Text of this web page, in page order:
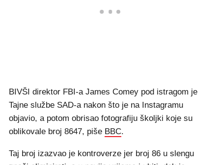
BIVŠI direktor FBI-a James Comey pod istragom je
Tajne službe SAD-a nakon što je na Instagramu
objavio, a potom obrisao fotografiju školjki koje su
oblikovale broj 8647, piše BBC.
Taj broj izazvao je kontroverze jer broj 86 u slengu